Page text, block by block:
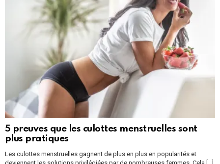
5 preuves que les culottes menstruelles sont
plus pratiques
Les culottes menstruelles gagnent de plus en plus en popularités et